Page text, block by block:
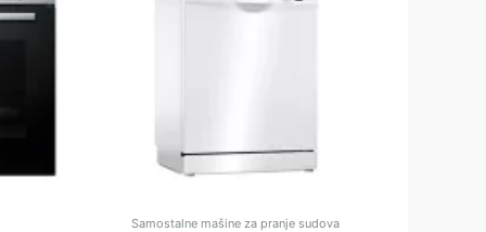
Samostalne mašine za pranje sudova